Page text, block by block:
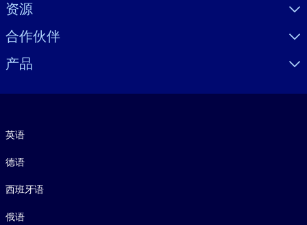
资源
合作伙伴
产品
英语
德语
西班牙语
俄语